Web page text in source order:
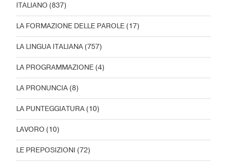
ITALIANO (837)
LA FORMAZIONE DELLE PAROLE (17)
LA LINGUA ITALIANA (757)
LA PROGRAMMAZIONE (4)
LA PRONUNCIA (8)
LA PUNTEGGIATURA (10)
LAVORO (10)
LE PREPOSIZIONI (72)